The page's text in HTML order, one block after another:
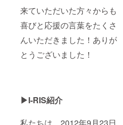
来ていただいた方々からも
喜びと応援の言葉をたくさ
んいただきました！ありが
とうございました！
▶I-RIS紹介